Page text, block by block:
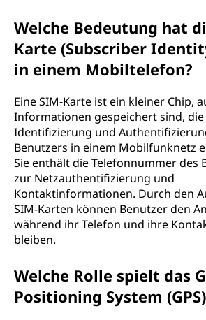
Welche Bedeutung hat
Karte (Subscriber
in einem Mobiltelefon?
Eine SIM-Karte ist ein kleiner Chip,
Informationen gespeichert sind,
Identifizierung und
Benutzers in einem Mobilfunknetz
Sie enthält die Telefonnummer des
zur Netzauthentifizierung und
Kontaktinformationen. Durch den
SIM-Karten können Benutzer den
während ihr Telefon und ihre
bleiben.
Welche Rolle spielt das
Positioning System